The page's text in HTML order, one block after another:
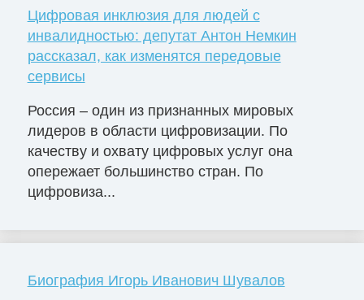
Цифровая инклюзия для людей с
инвалидностью: депутат Антон Немкин
рассказал, как изменятся передовые
сервисы
Россия – один из признанных мировых
лидеров в области цифровизации. По
качеству и охвату цифровых услуг она
опережает большинство стран. По
цифровиза...
Биография Игорь Иванович Шувалов